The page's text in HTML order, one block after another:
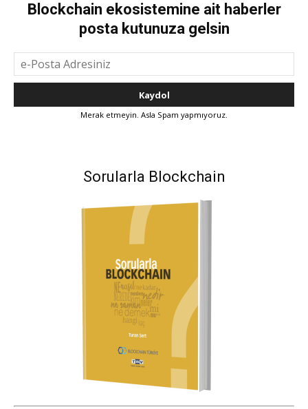
Blockchain ekosistemine ait haberler
posta kutunuza gelsin
Merak etmeyin. Asla Spam yapmıyoruz.
Sorularla Blockchain